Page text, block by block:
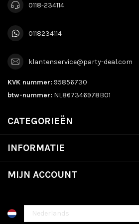
0118-234114
0118234114
klantenservice@party-deal.com
KVK nummer: 95856730
btw-nummer: NL867346978B01
CATEGORIEËN
INFORMATIE
MIJN ACCOUNT